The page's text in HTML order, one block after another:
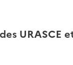
URASCE